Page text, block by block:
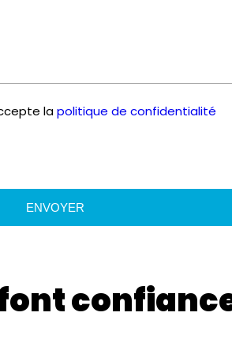
lapolitique de confidentialité